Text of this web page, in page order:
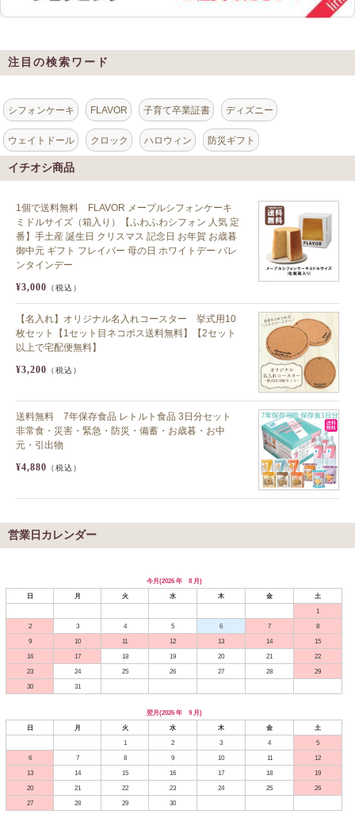
注目の検索ワード
シフォンケーキ FLAVOR 子育て卒業証書 ディズニー
ウェイトドール クロック ハロウィン 防災ギフト
イチオシ商品
1個で送料無料 FLAVOR メープルシフォンケーキ
ミドルサイズ（箱入り）【ふわふわシフォン 人気 定
番】手土産 誕生日 クリスマス 記念日 お年賀 お歳暮
御中元 ギフト フレイバー 母の日 ホワイトデー バレ
ンタインデー
¥3,000 （税込）
【名入れ】オリジナル名入れコースター 挙式用10
枚セット【1セット目ネコポス送料無料】【2セット
以上で宅配便無料】
¥3,200 （税込）
送料無料 7年保存食品 レトルト食品 3日分セット
非常食・災害・緊急・防災・備蓄・お歳暮・お中
元・引出物
¥4,880 （税込）
営業日カレンダー
今月(2026 年 8 月)
日
月 火 水 木 金
土
1
2
3 4 5 6 7
8
9
10 11 12 13 14
15
16
17 18 19 20 21
22
23
24 25 26 27 28
29
30
31
翌月(2026 年 9 月)
日
月 火 水 木 金
土
1
2 3 4
5
6
7 8 9 10 11
12
13
14 15 16 17 18
19
20
21 22 23 24 25
26
27
28 29 30